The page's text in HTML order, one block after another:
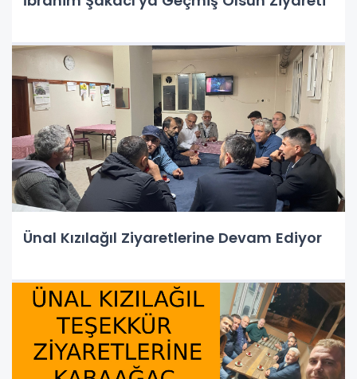
Ünal Kızılağıl Ziyaretlerine Devam Ediyor